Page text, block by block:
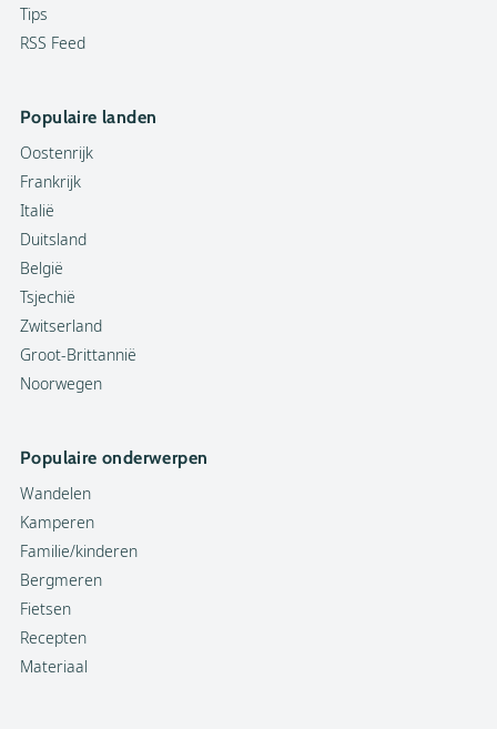
Tips
RSS Feed
Populaire landen
Oostenrijk
Frankrijk
Italië
Duitsland
België
Tsjechië
Zwitserland
Groot-Brittannië
Noorwegen
Populaire onderwerpen
Wandelen
Kamperen
Familie/kinderen
Bergmeren
Fietsen
Recepten
Materiaal